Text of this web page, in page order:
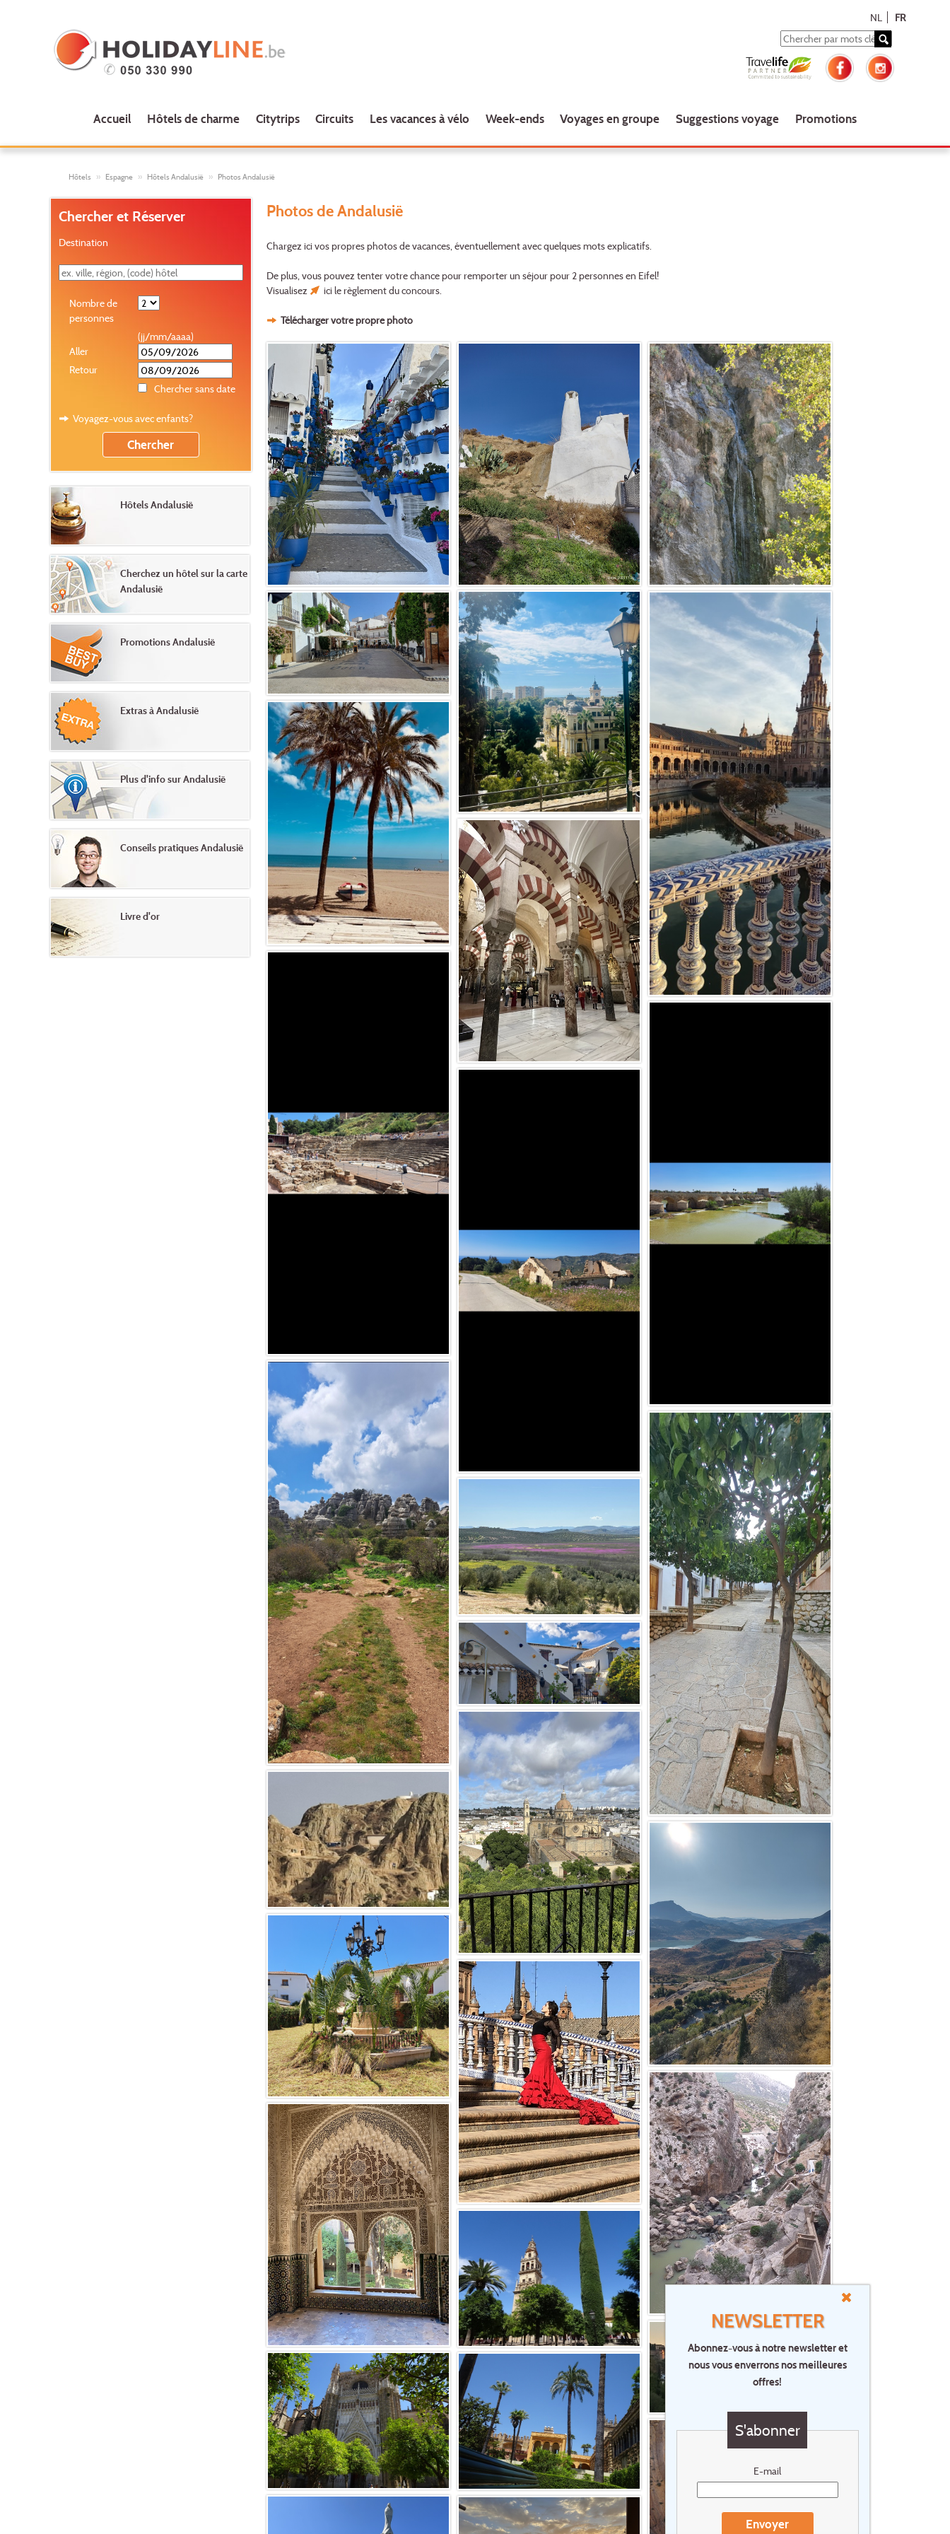
NEWSLETTER
Abonnez-vous à notre newsletter et
nous vous enverrons nos meilleures
offres!
S'abonner
E-mail
Envoyer
NL FR
Accueil Hôtels de charme Citytrips Circuits Les vacances à vélo Week-ends Voyages en groupe Suggestions voyage Promotions
Hôtels Espagne Hôtels Andalusië Photos Andalusië
Photos de Andalusië
Chargez ici vos propres photos de vacances, éventuellement avec quelques mots explicatifs.
De plus, vous pouvez tenter votre chance pour remporter un séjour pour 2 personnes en Eifel!
Visualisez
ici le règlement du concours.
Télécharger votre propre photo
Chercher et Réserver
Destination
Nombre de
personnes
(jj/mm/aaaa)
Aller
Retour
Chercher sans date
Voyagez-vous avec enfants?
Hôtels Andalusië
Cherchez un hôtel sur la carte
Andalusië
Promotions Andalusië
Extras à Andalusië
Plus d'info sur Andalusië
Conseils pratiques Andalusië
Livre d'or